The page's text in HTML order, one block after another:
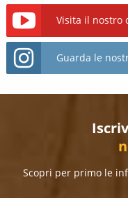
Visita il nostro
Guarda le
Scopri per primo le